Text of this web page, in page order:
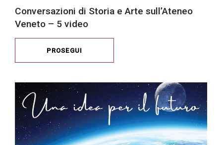
Conversazioni di Storia e Arte sull’Ateneo
Veneto – 5 video
PROSEGUI